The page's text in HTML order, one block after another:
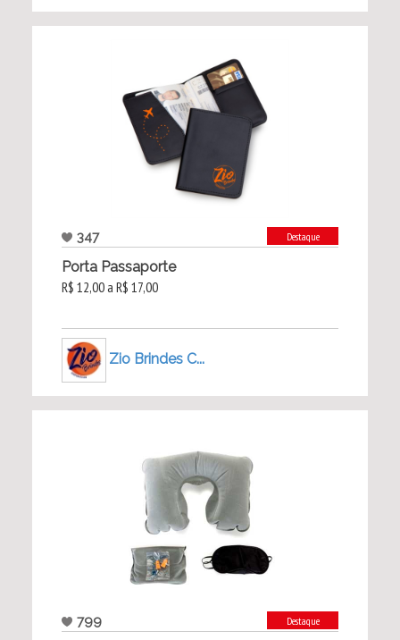
347 Destaque
Porta Passaporte
R$ 12,00 a R$ 17,00
Zio Brindes C...
799 Destaque